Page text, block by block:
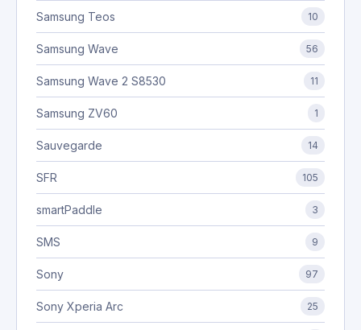
Samsung Teos 10
Samsung Wave 56
Samsung Wave 2 S8530 11
Samsung ZV60 1
Sauvegarde 14
SFR 105
smartPaddle 3
SMS 9
Sony 97
Sony Xperia Arc 25